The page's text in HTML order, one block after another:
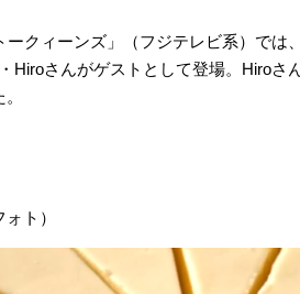
ークィーンズ」（フジテレビ系）では
Hiroさんがゲストとして登場。Hiroさ
ト）